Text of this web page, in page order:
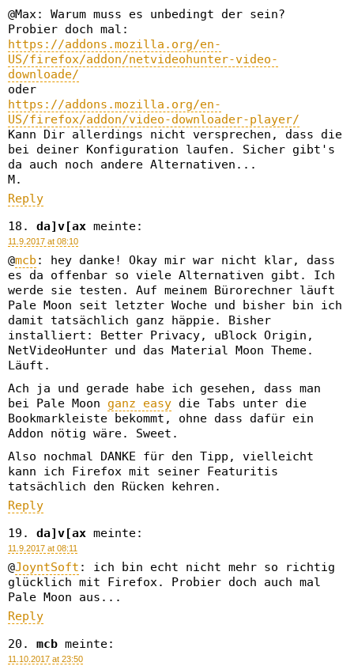
@Max: Warum muss es unbedingt der sein?
Probier doch mal:
https://addons.mozilla.org/en-
US/firefox/addon/netvideohunter-video-
downloade/
oder
https://addons.mozilla.org/en-
US/firefox/addon/video-downloader-player/
Kann Dir allerdings nicht versprechen, dass die
bei deiner Konfiguration laufen. Sicher gibt's
da auch noch andere Alternativen...
M.
Reply
da]v[ax meinte:
11.9.2017 at 08:10
@mcb : hey danke! Okay mir war nicht klar, dass
es da offenbar so viele Alternativen gibt. Ich
werde sie testen. Auf meinem Bürorechner läuft
Pale Moon seit letzter Woche und bisher bin ich
damit tatsächlich ganz häppie. Bisher
installiert: Better Privacy, uBlock Origin,
NetVideoHunter und das Material Moon Theme.
Läuft.
Ach ja und gerade habe ich gesehen, dass man
bei Pale Moon ganz easy die Tabs unter die
Bookmarkleiste bekommt, ohne dass dafür ein
Addon nötig wäre. Sweet.
Also nochmal DANKE für den Tipp, vielleicht
kann ich Firefox mit seiner Featuritis
tatsächlich den Rücken kehren.
Reply
da]v[ax meinte:
11.9.2017 at 08:11
@JoyntSoft : ich bin echt nicht mehr so richtig
glücklich mit Firefox. Probier doch auch mal
Pale Moon aus...
Reply
mcb meinte:
11.10.2017 at 23:50